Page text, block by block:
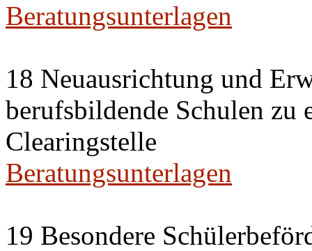
Beratungsunterlagen
18 Neuausrichtung und
berufsbildende Schulen zu
Clearingstelle
Beratungsunterlagen
19 Besondere